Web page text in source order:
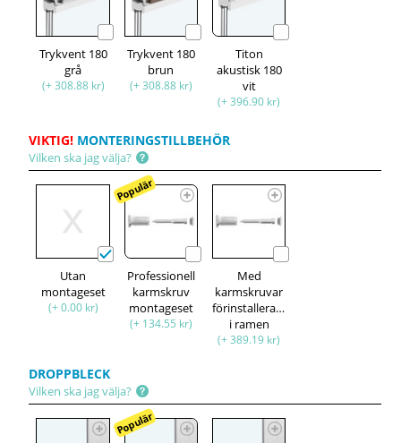
Trykvent 180
grå
(+ 308.88 kr)
Trykvent 180
brun
(+ 308.88 kr)
Titon
akustisk 180
vit
(+ 396.90 kr)
VIKTIG! MONTERINGSTILLBEHÖR
Vilken ska jag välja?
Utan
montageset
(+ 0.00 kr)
Populär
Professionell
karmskruv
montageset
(+ 134.55 kr)
Med
karmskruvar
förinstallerade
i ramen
(+ 389.19 kr)
DROPPBLECK
Vilken ska jag välja?
Populär